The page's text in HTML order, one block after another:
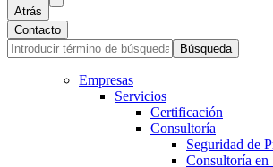
Atrás
Contacto
Búsqueda
Empresas
Servicios
Certificación
Consultoría
Seguridad de
Consultoría en